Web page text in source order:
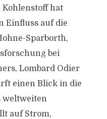
hat
Einfluss auf die
Sparborth,
bei
Lombard Odier
einen Blick in die
weltweiten
auf Strom,